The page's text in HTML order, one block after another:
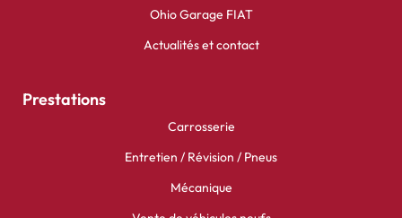
Ohio Garage FIAT
Actualités et contact
Prestations
Carrosserie
Entretien / Révision / Pneus
Mécanique